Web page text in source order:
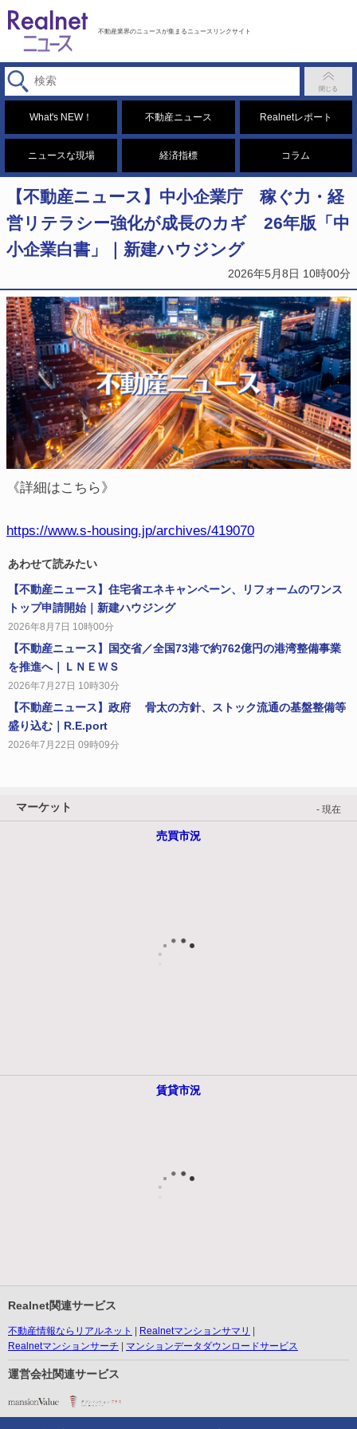
不動産業界のニュースが集まるニュースリンクサイト
What's NEW！ 不動産ニュース Realnetレポート
ニュースな現場 経済指標 コラム
【不動産ニュース】中小企業庁 稼ぐ力・経
営リテラシー強化が成長のカギ 26年版「中
小企業白書」｜新建ハウジング
2026年5月8日 10時00分
《詳細はこちら》
https://www.s-housing.jp/archives/419070
あわせて読みたい
【不動産ニュース】住宅省エネキャンペーン、リフォームのワンス
トップ申請開始｜新建ハウジング
2026年8月7日 10時00分
【不動産ニュース】国交省／全国73港で約762億円の港湾整備事業
を推進へ｜ＬＮＥＷＳ
2026年7月27日 10時30分
【不動産ニュース】政府 骨太の方針、ストック流通の基盤整備等
盛り込む｜R.E.port
2026年7月22日 09時09分
マーケット - 現在
売買市況
賃貸市況
Realnet関連サービス
不動産情報ならリアルネット
Realnetマンションサマリ
Realnetマンションサーチ
マンションデータダウンロードサービス
運営会社関連サービス